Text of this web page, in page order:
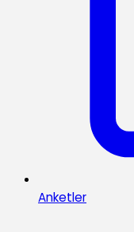
Anketler